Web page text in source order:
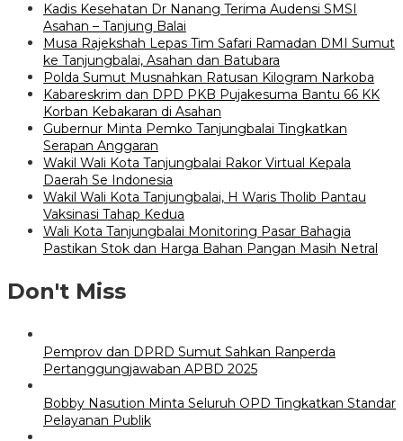
Kadis Kesehatan Dr Nanang Terima Audensi SMSI
Asahan – Tanjung Balai
Musa Rajekshah Lepas Tim Safari Ramadan DMI Sumut
ke Tanjungbalai, Asahan dan Batubara
Polda Sumut Musnahkan Ratusan Kilogram Narkoba
Kabareskrim dan DPD PKB Pujakesuma Bantu 66 KK
Korban Kebakaran di Asahan
Gubernur Minta Pemko Tanjungbalai Tingkatkan
Serapan Anggaran
Wakil Wali Kota Tanjungbalai Rakor Virtual Kepala
Daerah Se Indonesia
Wakil Wali Kota Tanjungbalai, H Waris Tholib Pantau
Vaksinasi Tahap Kedua
Wali Kota Tanjungbalai Monitoring Pasar Bahagia
Pastikan Stok dan Harga Bahan Pangan Masih Netral
Don't Miss
Pemprov dan DPRD Sumut Sahkan Ranperda
Pertanggungjawaban APBD 2025
Bobby Nasution Minta Seluruh OPD Tingkatkan Standar
Pelayanan Publik